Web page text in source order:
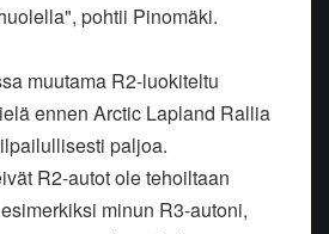
pohtii Pinomäki.
muutama R2-luokiteltu
ennen Arctic Lapland Rallia
paljoa.
R2-autot ole tehoiltaan
minun R3-autoni,